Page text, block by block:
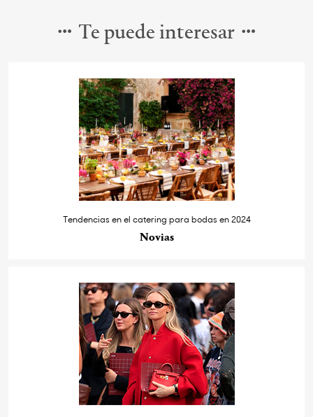
Te puede interesar
Tendencias en el catering para bodas en 2024
Novias